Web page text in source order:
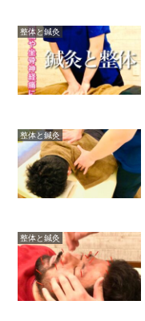
整体と鍼灸
整体と鍼灸
整体と鍼灸